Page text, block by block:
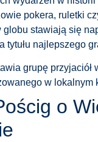
pokera, ruletki
globu stawiają się
tytułu najlepszego
o